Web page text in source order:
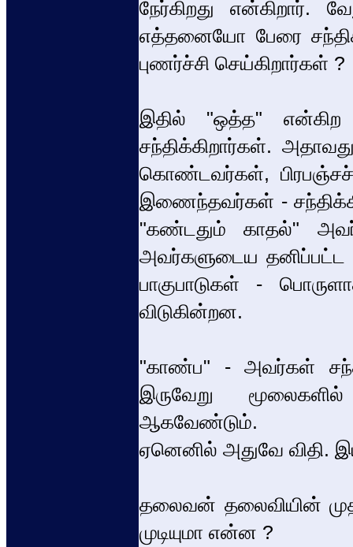
நேர்கிறது என்கிறார்.
எத்தனையோ பேரை
புணர்ச்சி செய்கிறார்கள் ?
இதில் "ஒத்த"
சந்திக்கிறார்கள்.
கொண்டவர்கள், பிரபஞ்சச்
இணைந்தவர்கள் -
"கண்டதும் காதல்"
அவர்களுடைய தனிப்பட்ட
பாகுபாடுகள் -
விடுகின்றன.
"காண்ப" - அவர்கள்
இருவேறு
ஆகவேண்டும்.
ஏனெனில் அதுவே
தலைவன் தலைவியின்
முடியுமா என்ன ?